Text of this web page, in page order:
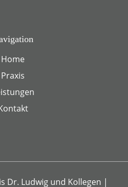
Home
Praxis
Dr. Ludwig und Kollegen |